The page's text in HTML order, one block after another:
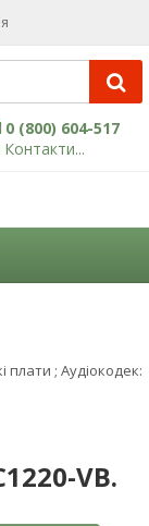
0 (800) 604-517
Контакти...
плати ; Aудіокодек:
VB.